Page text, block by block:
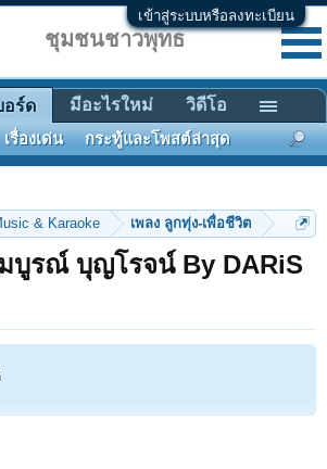
เข้าสู่ระบบหรือลงทะเบียน
& Karaoke เพลง ลูกทุ่ง-เพื่อชีวิต
บูรณ์ บุญโรจน์ By DARiS
ชุมชนชาวพุทธ
อร์ด
เรื่องเด่น กระทู้และโพสต์ล่าสุด
มีอะไรใหม่ วิดีโอ